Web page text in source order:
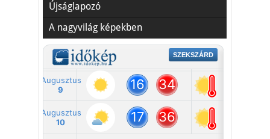
Újságlapozó
A nagyvilág képekben